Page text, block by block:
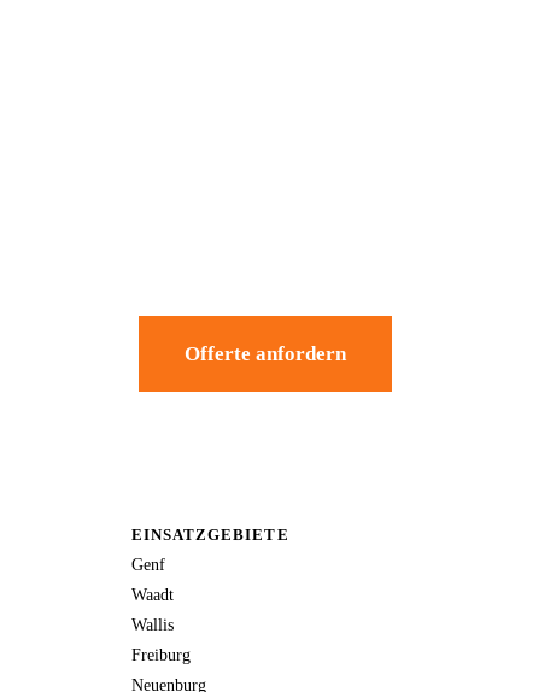
Offerte anfordern
EINSATZGEBIETE
Genf
Waadt
Wallis
Freiburg
Neuenburg